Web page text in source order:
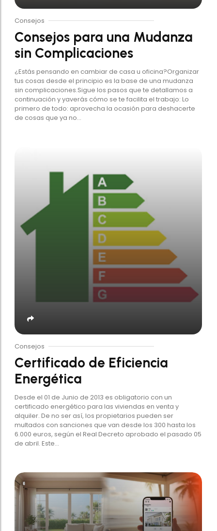
Consejos
Consejos para una Mudanza
sin Complicaciones
¿Estás pensando en cambiar de casa u oficina?Organizar
tus cosas desde el principio es la base de una mudanza
sin complicaciones.Sigue los pasos que te detallamos a
continuación y yaverás cómo se te facilita el trabajo: Lo
primero de todo: aprovecha la ocasión para deshacerte
de cosas que ya no...
Consejos
Certificado de Eficiencia
Energética
Desde el 01 de Junio de 2013 es obligatorio con un
certificado energético para las viviendas en venta y
alquiler. De no ser así, los propietarios pueden ser
multados con sanciones que van desde los 300 hasta los
6.000 euros, según el Real Decreto aprobado el pasado 05
de abril. Este...